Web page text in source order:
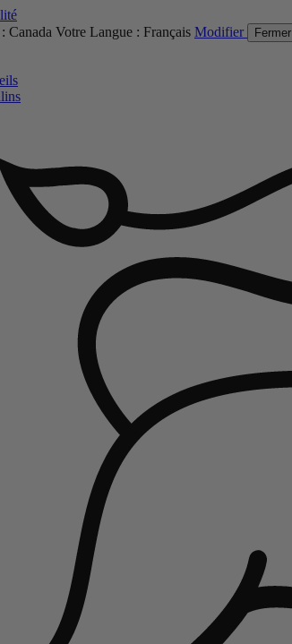
Canada Votre Langue : Français Modifier Fermer